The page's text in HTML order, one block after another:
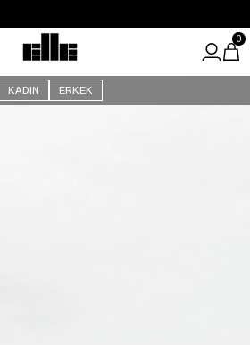
Kargo Ücretsiz!
KADIN ERKEK
0